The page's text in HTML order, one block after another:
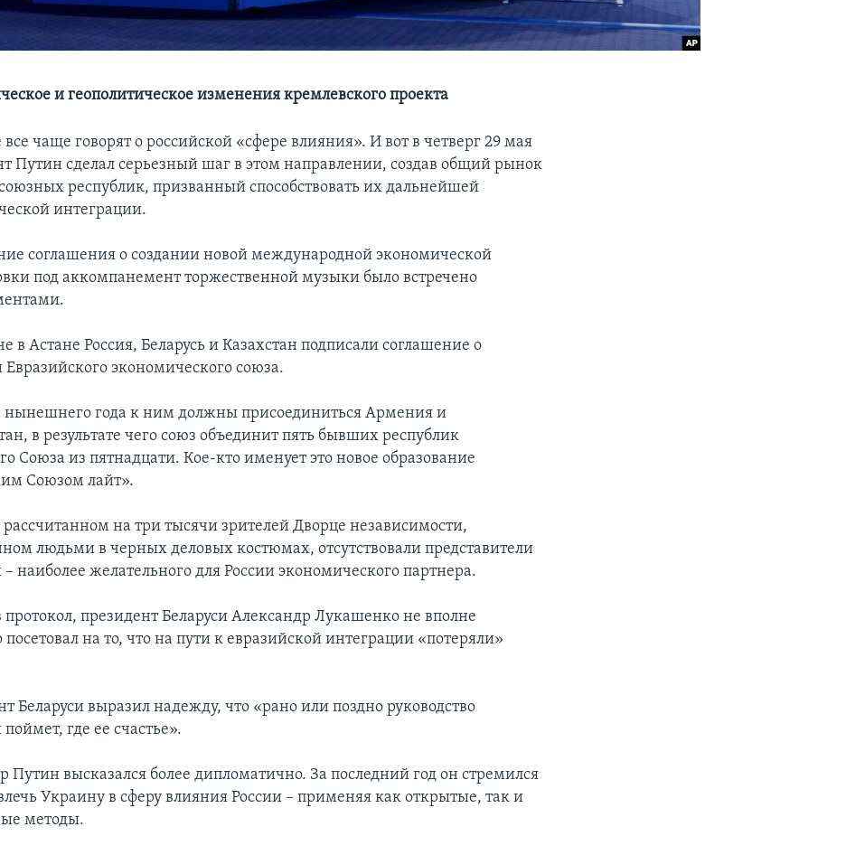
и геополитическое изменения кремлевского проекта
чаще говорят о российской «сфере влияния». И вот в четверг 29 мая
Путин сделал серьезный шаг в этом направлении, создав общий рынок
республик, призванный способствовать их дальнейшей
интеграции.
соглашения о создании новой международной экономической
под аккомпанемент торжественной музыки было встречено
в Астане Россия, Беларусь и Казахстан подписали соглашение о
Евразийского экономического союза.
нынешнего года к ним должны присоединиться Армения и
в результате чего союз объединит пять бывших республик
Союза из пятнадцати. Кое-кто именует это новое образование
Союзом лайт».
на три тысячи зрителей Дворце независимости,
людьми в черных деловых костюмах, отсутствовали представители
наиболее желательного для России экономического партнера.
президент Беларуси Александр Лукашенко не вполне
посетовал на то, что на пути к евразийской интеграции «потеряли»
Беларуси выразил надежду, что «рано или поздно руководство
где ее счастье».
Путин высказался более дипломатично. За последний год он стремился
Украину в сферу влияния России – применяя как открытые, так и
методы.